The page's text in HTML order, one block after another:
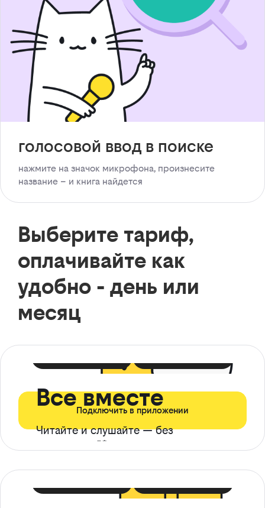
голосовой ввод в поиске
нажмите на значок микрофона, произнесите
название – и книга найдется
Выберите тариф,
оплачивайте как
удобно - день или
месяц
Все вместе
Читайте и слушайте — без
ограничений*
Подключить в приложении